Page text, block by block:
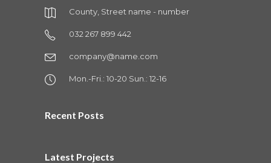
County, Street name - number
032 267 899 442
company@name.com
Mon.-Fri.: 10-20 Sun.: 12-16
Recent Posts
Latest Projects